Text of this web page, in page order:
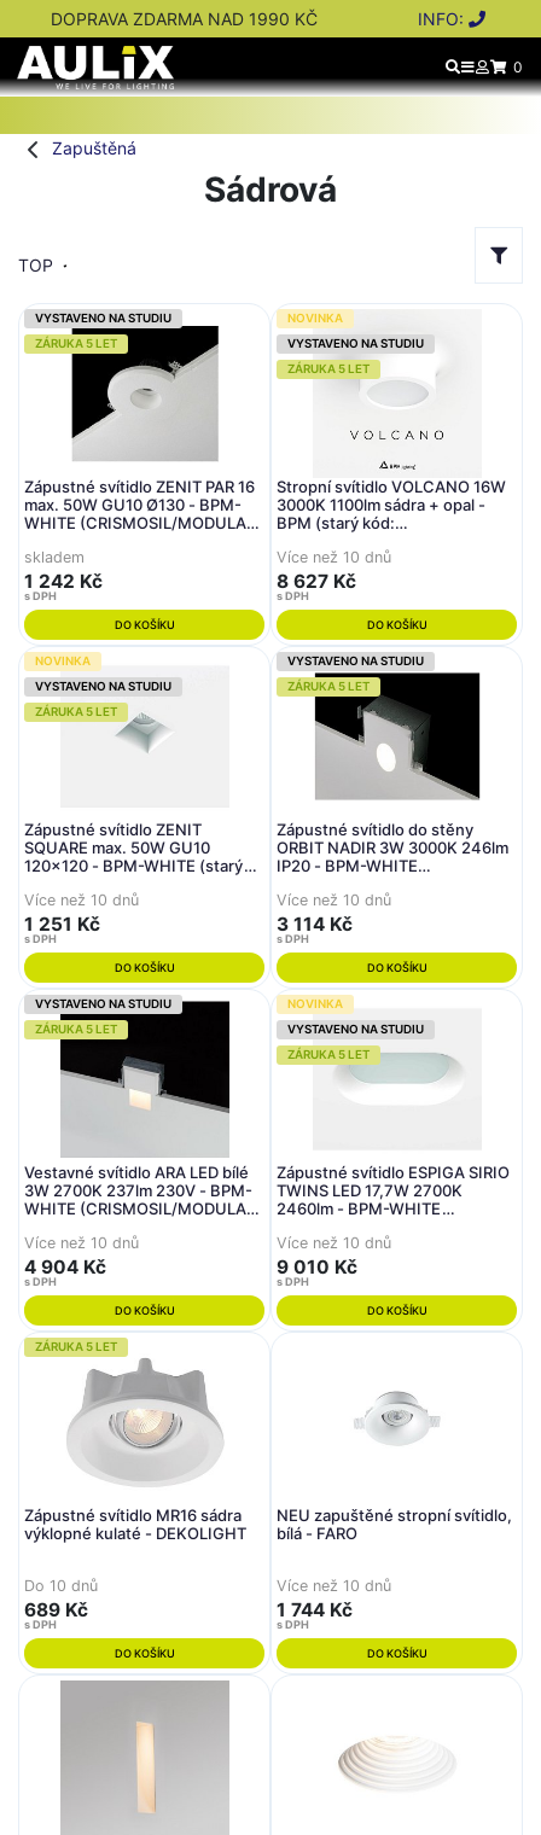
DOPRAVA ZDARMA NAD 1990 KČ INFO:
0
Zapuštěná
Sádrová
TOP
VYSTAVENO NA STUDIU
ZÁRUKA 5 LET
Zápustné svítidlo ZENIT PAR 16
max. 50W GU10 Ø130 - BPM-
WHITE (CRISMOSIL/MODULAR)
skladem
1 242 Kč
s DPH
DO KOŠÍKU
NOVINKA
VYSTAVENO NA STUDIU
ZÁRUKA 5 LET
Stropní svítidlo VOLCANO 16W
3000K 1100lm sádra + opal -
BPM (starý kód:
Více než 10 dnů
8 627 Kč
s DPH
DO KOŠÍKU
NOVINKA
VYSTAVENO NA STUDIU
ZÁRUKA 5 LET
Zápustné svítidlo ZENIT
SQUARE max. 50W GU10
120x120 - BPM-WHITE (starý
Více než 10 dnů
1 251 Kč
s DPH
DO KOŠÍKU
VYSTAVENO NA STUDIU
ZÁRUKA 5 LET
Zápustné svítidlo do stěny
ORBIT NADIR 3W 3000K 246lm
IP20 - BPM-WHITE
kód: 10113.01.3K)
Více než 10 dnů
3 114 Kč
s DPH
DO KOŠÍKU
VYSTAVENO NA STUDIU
ZÁRUKA 5 LET
Vestavné svítidlo ARA LED bílé
3W 2700K 237lm 230V - BPM-
WHITE (CRISMOSIL/MODULAR)
Více než 10 dnů
4 904 Kč
s DPH
DO KOŠÍKU
NOVINKA
VYSTAVENO NA STUDIU
ZÁRUKA 5 LET
Zápustné svítidlo ESPIGA SIRIO
TWINS LED 17,7W 2700K
2460lm - BPM-WHITE
Více než 10 dnů
9 010 Kč
s DPH
DO KOŠÍKU
ZÁRUKA 5 LET
Zápustné svítidlo MR16 sádra
výklopné kulaté - DEKOLIGHT
Do 10 dnů
689 Kč
s DPH
DO KOŠÍKU
NEU zapuštěné stropní svítidlo,
bílá - FARO
Více než 10 dnů
1 744 Kč
s DPH
DO KOŠÍKU